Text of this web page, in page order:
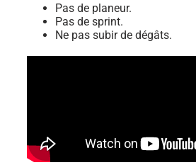
Pas de planeur.
Pas de sprint.
Ne pas subir de dégâts.